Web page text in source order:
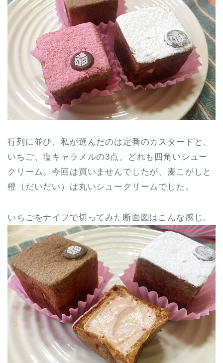
行列に並び、私が選んだのは定番のカスタードと、
いちご、塩キャラメルの3点。どれも四角いシュー
クリーム。今回は買いませんでしたが、麦こがしと
橙（だいだい）は丸いシュークリームでした。
いちごをナイフで切ってみた断面図はこんな感じ。